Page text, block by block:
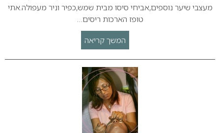
מעצבי שיער נוספים,אביחי סיסו מבית שמש,כפיר וניר מעפולה.אתי
טופז הארכות ריסים…
המשך קריאה